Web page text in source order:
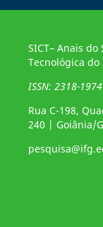
SICT– Anais
Tecnológica do
ISSN: 2318-1974
Rua C-198,
240 | Goiânia/